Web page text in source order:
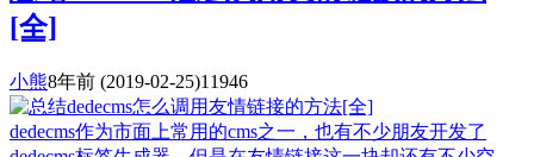
[全]
小熊8年前 (2019-02-25)11946
dedecms作为市面上常用的cms之一，也有不少朋友开发了